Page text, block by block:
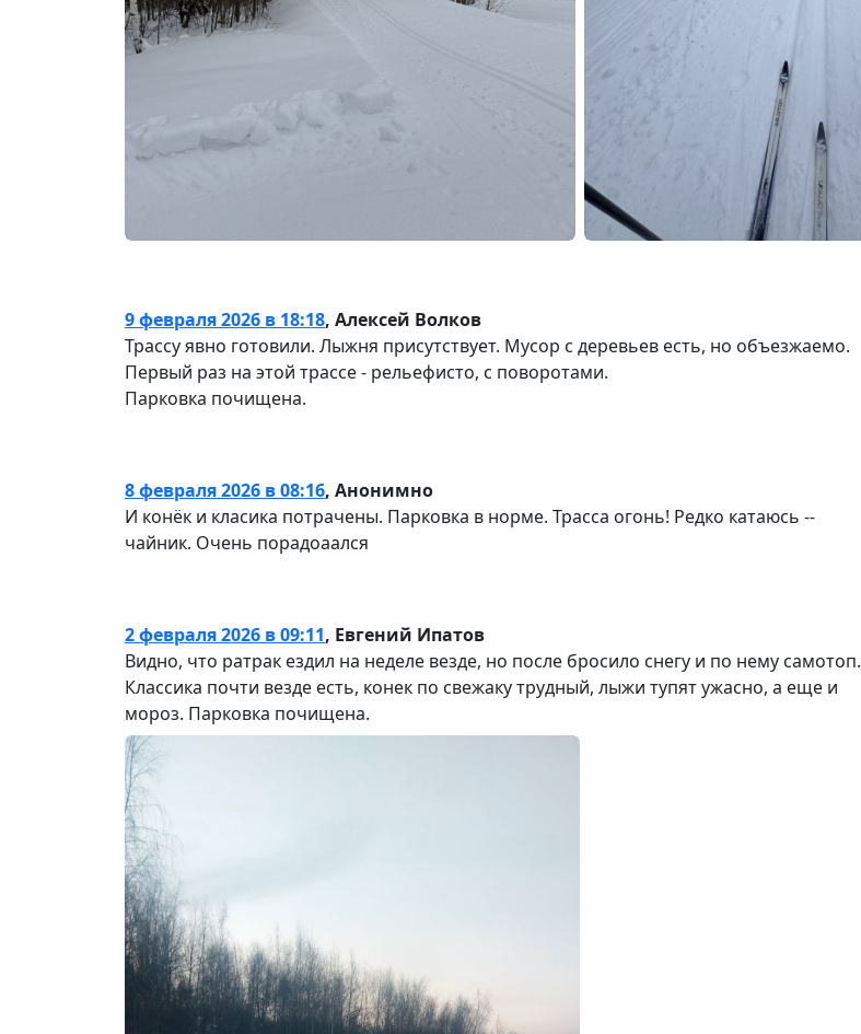
9 февраля 2026 в 18:18, Алексей Волков
Трассу явно готовили. Лыжня присутствует. Мусор с деревьев есть, но объезжаемо.
Первый раз на этой трассе - рельефисто, с поворотами.
Парковка почищена.
8 февраля 2026 в 08:16, Анонимно
И конёк и класика потрачены. Парковка в норме. Трасса огонь! Редко катаюсь --
чайник. Очень порадоаался
2 февраля 2026 в 09:11, Евгений Ипатов
Видно, что ратрак ездил на неделе везде, но после бросило снегу и по нему самотоп.
Классика почти везде есть, конек по свежаку трудный, лыжи тупят ужасно, а еще и
мороз. Парковка почищена.